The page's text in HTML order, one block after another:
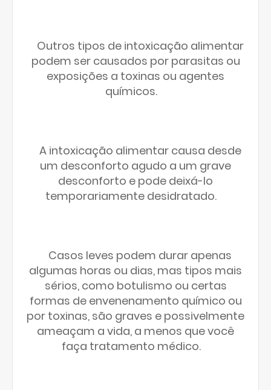
Outros tipos de intoxicação alimentar
podem ser causados por parasitas ou
exposições a toxinas ou agentes
químicos.
A intoxicação alimentar causa desde
um desconforto agudo a um grave
desconforto e pode deixá-lo
temporariamente desidratado.
Casos leves podem durar apenas
algumas horas ou dias, mas tipos mais
sérios, como botulismo ou certas
formas de envenenamento químico ou
por toxinas, são graves e possivelmente
ameaçam a vida, a menos que você
faça tratamento médico.